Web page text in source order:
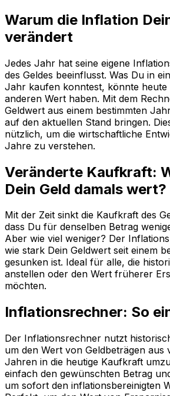
Warum die Inflation
verändert
Jedes Jahr hat seine eigene
des Geldes beeinflusst. Was Du in
Jahr kaufen konntest, könnte heute
anderen Wert haben. Mit dem
Geldwert aus einem bestimmten
auf den aktuellen Stand bringen.
nützlich, um die wirtschaftliche
Jahre zu verstehen.
Veränderte Kaufkraft:
Dein Geld damals wert?
Mit der Zeit sinkt die Kaufkraft des
dass Du für denselben Betrag
Aber wie viel weniger? Der
wie stark Dein Geldwert seit einem
gesunken ist. Ideal für alle, die
anstellen oder den Wert früherer
möchten.
Inflationsrechner: So
Der Inflationsrechner nutzt
um den Wert von Geldbeträgen aus
Jahren in die heutige Kaufkraft
einfach den gewünschten Betrag
um sofort den inflationsbereinigten